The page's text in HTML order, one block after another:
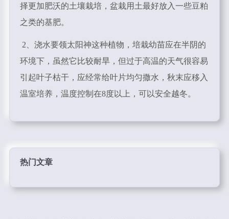
择更加肥沃的土壤栽培，盆栽用土最好放入一些豆粕
之类的基肥。
2、浇水要领太阳神这种植物，培栽幼苗应在半阴的
环境下，虽然它比较耐旱，但过于高温的天气很容易
引起叶子枯干，应经常给叶片均匀撒水，秋末应移入
温室培养，温度控制在8度以上，可以安全越冬。
热门文章